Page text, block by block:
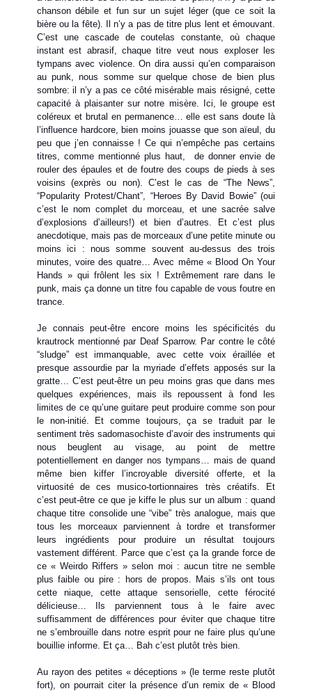
chanson débile et fun sur un sujet léger (que ce soit la
bière ou la fête). Il n’y a pas de titre plus lent et émouvant.
C’est une cascade de coutelas constante, où chaque
instant est abrasif, chaque titre veut nous exploser les
tympans avec violence. On dira aussi qu’en comparaison
au punk, nous somme sur quelque chose de bien plus
sombre: il n’y a pas ce côté misérable mais résigné, cette
capacité à plaisanter sur notre misère. Ici, le groupe est
coléreux et brutal en permanence… elle est sans doute là
l’influence hardcore, bien moins jouasse que son aïeul, du
peu que j’en connaisse ! Ce qui n’empêche pas certains
titres, comme mentionné plus haut, de donner envie de
rouler des épaules et de foutre des coups de pieds à ses
voisins (exprès ou non). C’est le cas de “The News”,
“Popularity Protest/Chant”, “Heroes By David Bowie” (oui
c’est le nom complet du morceau, et une sacrée salve
d’explosions d’ailleurs!) et bien d’autres. Et c’est plus
anecdotique, mais pas de morceaux d’une petite minute ou
moins ici : nous somme souvent au-dessus des trois
minutes, voire des quatre… Avec même « Blood On Your
Hands » qui frôlent les six ! Extrêmement rare dans le
punk, mais ça donne un titre fou capable de vous foutre en
trance.
Je connais peut-être encore moins les spécificités du
krautrock mentionné par Deaf Sparrow. Par contre le côté
“sludge” est immanquable, avec cette voix éraillée et
presque assourdie par la myriade d’effets apposés sur la
gratte… C’est peut-être un peu moins gras que dans mes
quelques expériences, mais ils repoussent à fond les
limites de ce qu’une guitare peut produire comme son pour
le non-initié. Et comme toujours, ça se traduit par le
sentiment très sadomasochiste d’avoir des instruments qui
nous beuglent au visage, au point de mettre
potentiellement en danger nos tympans… mais de quand
même bien kiffer l’incroyable diversité offerte, et la
virtuosité de ces musico-tortionnaires très créatifs. Et
c’est peut-être ce que je kiffe le plus sur un album : quand
chaque titre consolide une “vibe” très analogue, mais que
tous les morceaux parviennent à tordre et transformer
leurs ingrédients pour produire un résultat toujours
vastement différent. Parce que c’est ça la grande force de
ce « Weirdo Riffers » selon moi : aucun titre ne semble
plus faible ou pire : hors de propos. Mais s’ils ont tous
cette niaque, cette attaque sensorielle, cette férocité
délicieuse… Ils parviennent tous à le faire avec
suffisamment de différences pour éviter que chaque titre
ne s’embrouille dans notre esprit pour ne faire plus qu’une
bouillie informe. Et ça… Bah c’est plutôt très bien.
Au rayon des petites « déceptions » (le terme reste plutôt
fort), on pourrait citer la présence d’un remix de « Blood